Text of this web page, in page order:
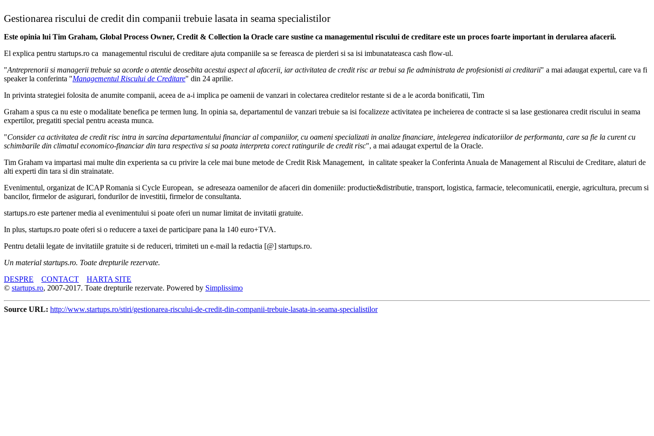
Gestionarea riscului de credit din companii trebuie lasata in seama specialistilor
Este opinia lui Tim Graham, Global Process Owner, Credit & Collection la Oracle care sustine ca managementul riscului de creditare este un proces foarte important in derularea afacerii.
El explica pentru startups.ro ca managementul riscului de creditare ajuta companiile sa se fereasca de pierderi si sa isi imbunatateasca cash flow-ul.
"Antreprenorii si managerii trebuie sa acorde o atentie deosebita acestui aspect al afacerii, iar activitatea de credit risc ar trebui sa fie administrata de profesionisti ai creditarii" a mai adaugat expertul, care va fi
speaker la conferinta "Managementul Riscului de Creditare" din 24 aprilie.
In privinta strategiei folosita de anumite companii, aceea de a-i implica pe oamenii de vanzari in colectarea creditelor restante si de a le acorda bonificatii, Tim
Graham a spus ca nu este o modalitate benefica pe termen lung. In opinia sa, departamentul de vanzari trebuie sa isi focalizeze activitatea pe incheierea de contracte si sa lase gestionarea credit riscului in seama
expertilor, pregatiti special pentru aceasta munca.
"Consider ca activitatea de credit risc intra in sarcina departamentului financiar al companiilor, cu oameni specializati in analize financiare, intelegerea indicatoriilor de performanta, care sa fie la curent cu
schimbarile din climatul economico-financiar din tara respectiva si sa poata interpreta corect ratingurile de credit risc", a mai adaugat expertul de la Oracle.
Tim Graham va impartasi mai multe din experienta sa cu privire la cele mai bune metode de Credit Risk Management, in calitate speaker la Conferinta Anuala de Management al Riscului de Creditare, alaturi de
alti experti din tara si din strainatate.
Evenimentul, organizat de ICAP Romania si Cycle European, se adreseaza oamenilor de afaceri din domeniile: productie&distributie, transport, logistica, farmacie, telecomunicatii, energie, agricultura, precum si
bancilor, firmelor de asigurari, fondurilor de investitii, firmelor de consultanta.
startups.ro este partener media al evenimentului si poate oferi un numar limitat de invitatii gratuite.
In plus, startups.ro poate oferi si o reducere a taxei de participare pana la 140 euro+TVA.
Pentru detalii legate de invitatiile gratuite si de reduceri, trimiteti un e-mail la redactia [@] startups.ro.
Un material startups.ro. Toate drepturile rezervate.
DESPRE
CONTACT
HARTA SITE
© startups.ro, 2007-2017. Toate drepturile rezervate. Powered by Simplissimo
Source URL: http://www.startups.ro/stiri/gestionarea-riscului-de-credit-din-companii-trebuie-lasata-in-seama-specialistilor